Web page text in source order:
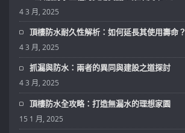
4 3 月, 2025
頂樓防水耐久性解析：如何延長其使用壽命？
4 3 月, 2025
抓漏與防水：兩者的異同與建設之道探討
4 3 月, 2025
頂樓防水全攻略：打造無漏水的理想家園
15 1 月, 2025